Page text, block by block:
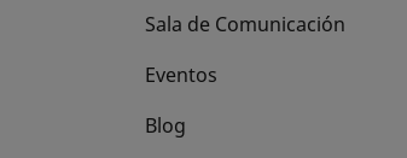
Sala de Comunicación
Eventos
Blog